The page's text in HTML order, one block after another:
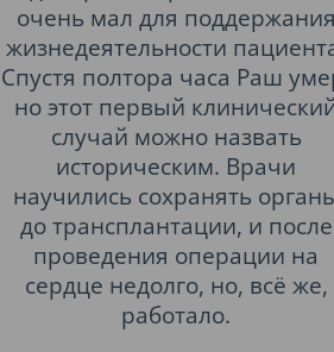
очень мал для поддержания
жизнедеятельности
Спустя полтора часа Раш
но этот первый
случай можно назвать
историческим. Врачи
научились сохранять
до трансплантации, и после
проведения операции на
сердце недолго, но, всё же,
работало.